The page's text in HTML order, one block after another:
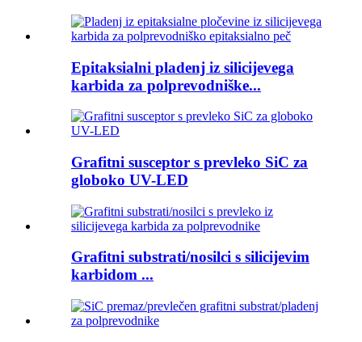
Epitaksialni pladenj iz silicijevega
karbida za polprevodniške...
Grafitni susceptor s prevleko SiC za
globoko UV-LED
Grafitni substrati/nosilci s silicijevim
karbidom ...